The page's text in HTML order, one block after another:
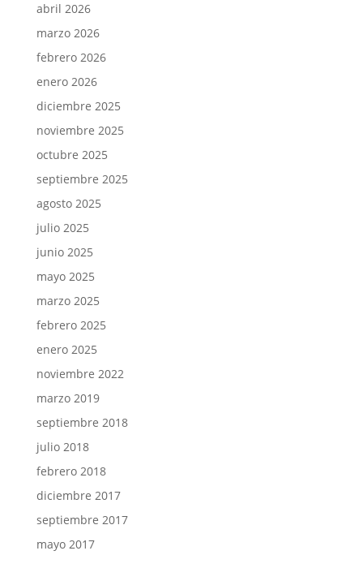
abril 2026
marzo 2026
febrero 2026
enero 2026
diciembre 2025
noviembre 2025
octubre 2025
septiembre 2025
agosto 2025
julio 2025
junio 2025
mayo 2025
marzo 2025
febrero 2025
enero 2025
noviembre 2022
marzo 2019
septiembre 2018
julio 2018
febrero 2018
diciembre 2017
septiembre 2017
mayo 2017